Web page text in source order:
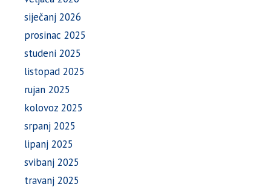
siječanj 2026
prosinac 2025
studeni 2025
listopad 2025
rujan 2025
kolovoz 2025
srpanj 2025
lipanj 2025
svibanj 2025
travanj 2025